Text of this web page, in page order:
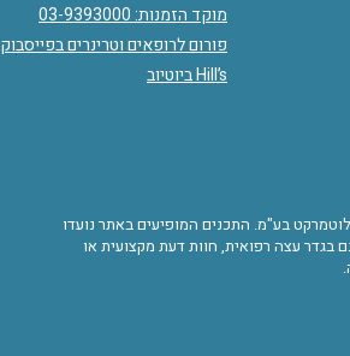
מוקד הזמנות: 03-9393000
פורום לרופאים וטרינרים בפייסבוק
Hill’s ביוטיוב
לוטמרקט בע"מ. התכנים המופיעים באתר נועדו
בגדר עצה רפואית, חוות דעת מקצועית או